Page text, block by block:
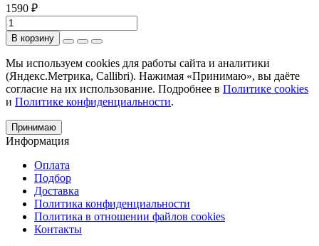
1590 ₽
В корзину
Мы используем cookies для работы сайта и аналитики
(Яндекс.Метрика, Callibri). Нажимая «Принимаю», вы даёте
согласие на их использование. Подробнее в Политике cookies
и Политике конфиденциальности.
Принимаю
Информация
Оплата
Подбор
Доставка
Политика конфиденциальности
Политика в отношении файлов cookies
Контакты